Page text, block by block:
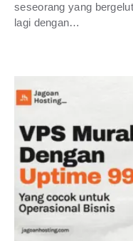
seseorang yang
lagi dengan…